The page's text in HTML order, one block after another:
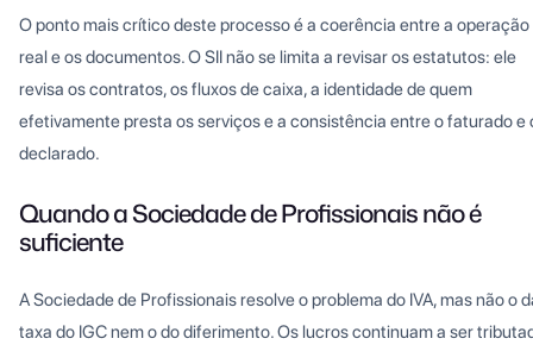
O ponto mais crítico deste processo é a coerência entre a operação
real e os documentos. O SII não se limita a revisar os estatutos: ele
revisa os contratos, os fluxos de caixa, a identidade de quem
efetivamente presta os serviços e a consistência entre o faturado e
declarado.
Quando a Sociedade de Profissionais não é
suficiente
A Sociedade de Profissionais resolve o problema do IVA, mas não o
taxa do IGC nem o do diferimento. Os lucros continuam a ser